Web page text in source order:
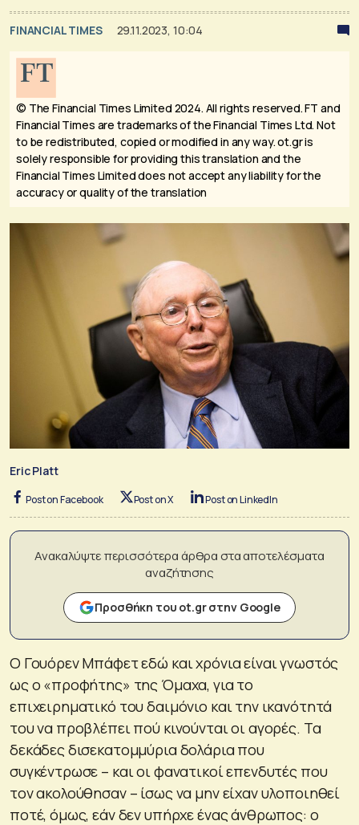
FINANCIAL TIMES 29.11.2023, 10:04
© The Financial Times Limited 2024. All rights reserved.FT and
Financial Times are trademarks of the Financial Times Ltd. Not
to be redistributed, copied or modified in any way. ot.gr is
solely responsible for providing this translation and the
Financial Times Limited does not accept any liability for the
accuracy or quality of the translation
Eric Platt
Post on Facebook Post on X Post on LinkedIn
Ανακαλύψτε περισσότερα άρθρα στα αποτελέσματα
αναζήτησης
Προσθήκη του ot.gr στην Google
Ο Γουόρεν Μπάφετ εδώ και χρόνια είναι γνωστός
ως ο «προφήτης» της Όμαχα, για το
επιχειρηματικό του δαιμόνιο και την ικανότητά
του να προβλέπει πού κινούνται οι αγορές. Τα
δεκάδες δισεκατομμύρια δολάρια που
συγκέντρωσε – και οι φανατικοί επενδυτές που
τον ακολούθησαν – ίσως να μην είχαν υλοποιηθεί
ποτέ, όμως, εάν δεν υπήρχε ένας άνθρωπος: ο